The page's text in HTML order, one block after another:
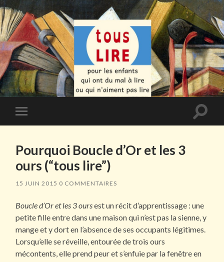
Toggle
mobile
Toggle
Pourquoi Boucle d’Or et les 3
ours (“tous lire”)
15 JUIN 2015 0 COMMENTAIRES
Boucle d’Or et les 3 oursest un récit d’apprentissage : une
petite fille entre dans une maison qui n’est pas la sienne, y
mange et y dort en l’absence de ses occupants légitimes.
Lorsqu’elle se réveille, entourée de trois ours
mécontents, elle prend peur et s’enfuie par la fenêtre en